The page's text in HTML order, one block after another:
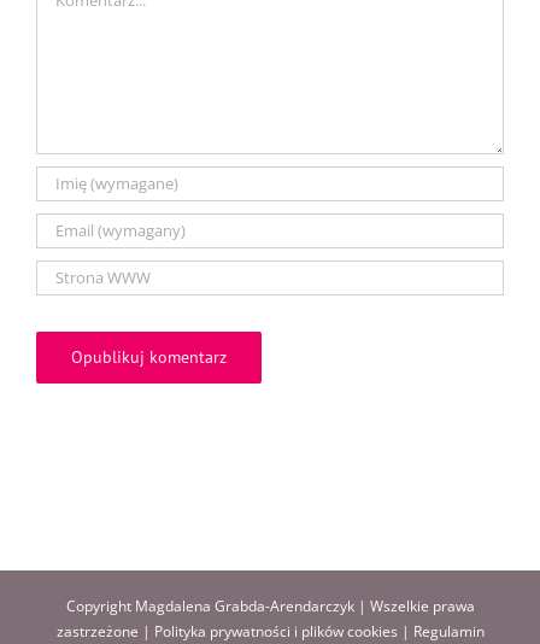
Copyright Magdalena Grabda-Arendarczyk | Wszelkie prawa
zastrzeżone | Polityka prywatności i plików cookies | Regulamin